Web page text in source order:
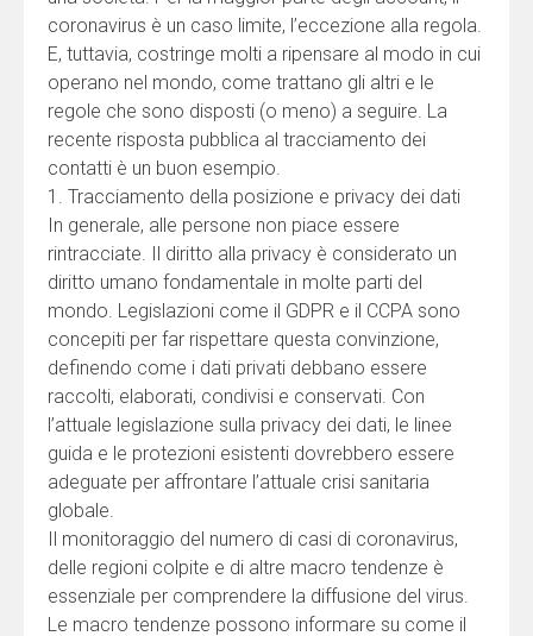
coronavirus è un caso limite, l’eccezione alla regola.
E, tuttavia, costringe molti a ripensare al modo in cui
operano nel mondo, come trattano gli altri e le
regole che sono disposti (o meno) a seguire. La
recente risposta pubblica al tracciamento dei
contatti è un buon esempio.
1. Tracciamento della posizione e privacy dei dati
In generale, alle persone non piace essere
rintracciate. Il diritto alla privacy è considerato un
diritto umano fondamentale in molte parti del
mondo. Legislazioni come il GDPR e il CCPA sono
concepiti per far rispettare questa convinzione,
definendo come i dati privati debbano essere
raccolti, elaborati, condivisi e conservati. Con
l’attuale legislazione sulla privacy dei dati, le linee
guida e le protezioni esistenti dovrebbero essere
adeguate per affrontare l’attuale crisi sanitaria
globale.
Il monitoraggio del numero di casi di coronavirus,
delle regioni colpite e di altre macro tendenze è
essenziale per comprendere la diffusione del virus.
Le macro tendenze possono informare su come il